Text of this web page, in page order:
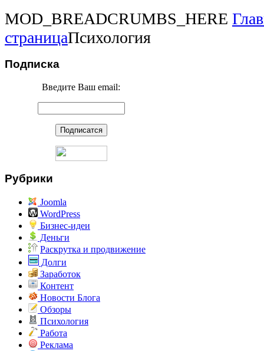
MOD_BREADCRUMBS_HERE
страницаПсихология
Подписка
Введите Ваш email:
Рубрики
Joomla
WordPress
Бизнес-идеи
Деньги
Раскрутка и продвижение
Долги
Заработок
Контент
Новости Блога
Обзоры
Психология
Работа
Реклама